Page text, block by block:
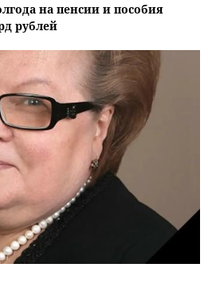
на пенсии и пособия
рублей